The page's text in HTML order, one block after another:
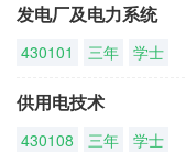
发电厂及电力系统
430101 三年 学士
供用电技术
430108 三年 学士